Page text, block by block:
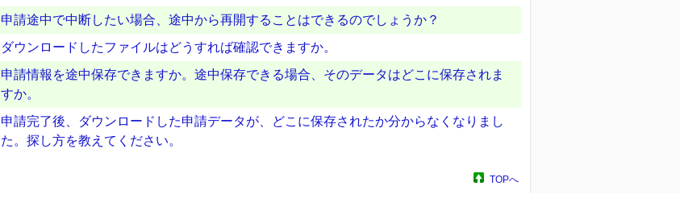
申請途中で中断したい場合、途中から再開することはできるのでしょうか？
ダウンロードしたファイルはどうすれば確認できますか。
申請情報を途中保存できますか。途中保存できる場合、そのデータはどこに保存されま
すか。
申請完了後、ダウンロードした申請データが、どこに保存されたか分からなくなりまし
た。探し方を教えてください。
TOPへ